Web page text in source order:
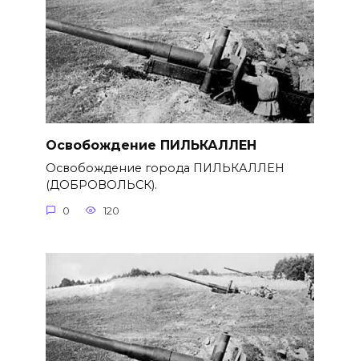
Освобождение ПИЛЬКАЛЛЕН
Освобождение города ПИЛЬКАЛЛЕН
(ДОБРОВОЛЬСК).
0 120